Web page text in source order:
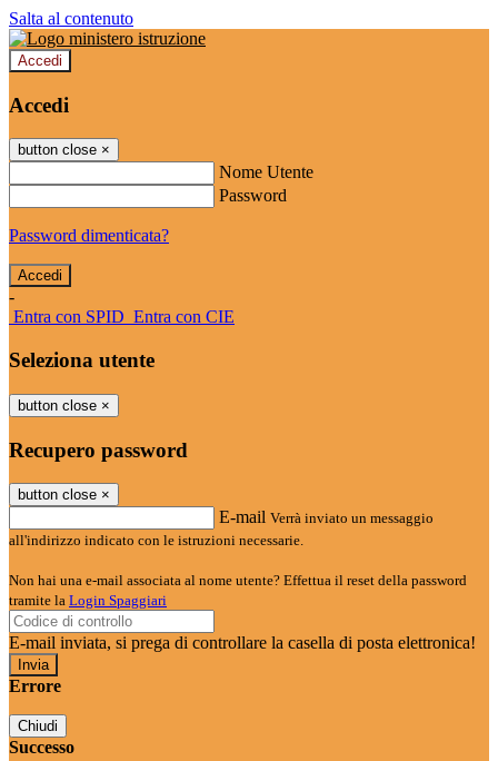
Salta al contenuto
Accedi
Accedi
button close ×
Nome Utente
Password
Password dimenticata?
-
Entra con SPID Entra con CIE
Seleziona utente
button close ×
Recupero password
button close ×
E-mail Verrà inviato un messaggio
all'indirizzo indicato con le istruzioni necessarie.
Non hai una e-mail associata al nome utente? Effettua il reset della password
tramite la Login Spaggiari
E-mail inviata, si prega di controllare la casella di posta elettronica!
Errore
Chiudi
Successo